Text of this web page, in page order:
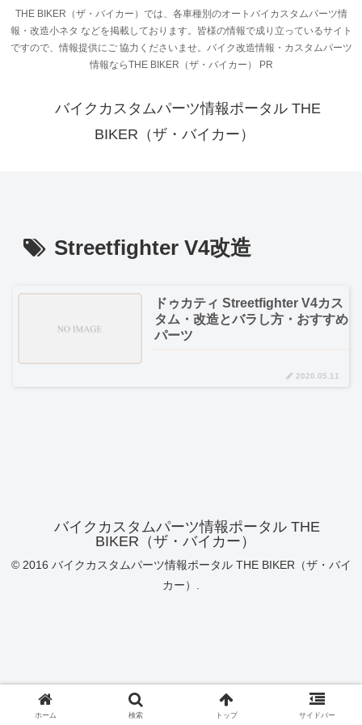
THE BIKER（ザ・バイカー）では、各車種別のオートバイカスタムパーツ情
報・改造小ネタ などを掲載しております。皆様の情報で成り立っているサイト
ですので、情報提供にご 協力くださいませ。バイク改造情報・カスタムパーツ
情報ならTHE BIKER（ザ・バイカー） PR
バイクカスタムパーツ情報ポータル THE
BIKER（ザ・バイカー）
Streetfighter V4改造
ドゥカティ Streetfighter V4カス
タム・改造とバラし方・おすすめ
パーツ
2020.05.11
バイクカスタムパーツ情報ポータル THE
BIKER（ザ・バイカー）
© 2016 バイクカスタムパーツ情報ポータル THE BIKER（ザ・バイ
カー）.
ホーム 検索 トップ サイドバー